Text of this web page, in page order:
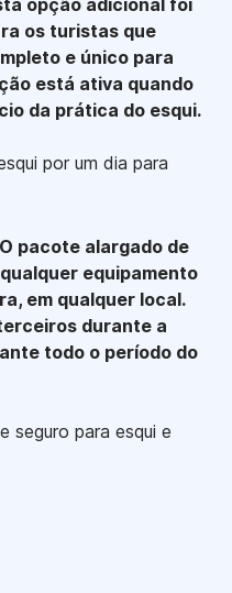
os turistas que
e único para
está ativa quando
da prática do esqui.
por um dia para
O pacote alargado de
equipamento
em qualquer local.
durante a
todo o período do
seguro para esqui e